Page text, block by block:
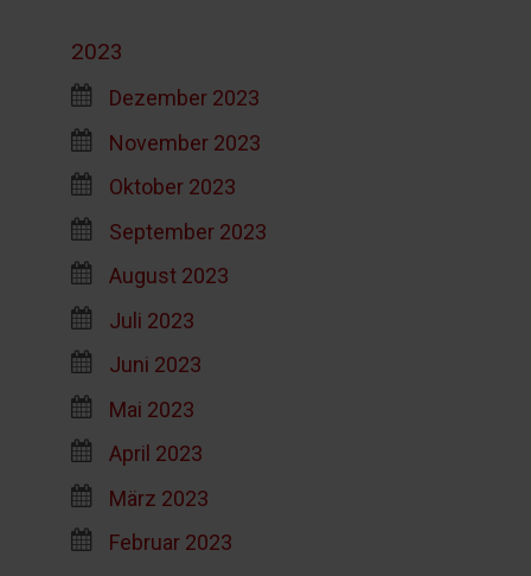
2023
Dezember 2023
November 2023
Oktober 2023
September 2023
August 2023
Juli 2023
Juni 2023
Mai 2023
April 2023
März 2023
Februar 2023